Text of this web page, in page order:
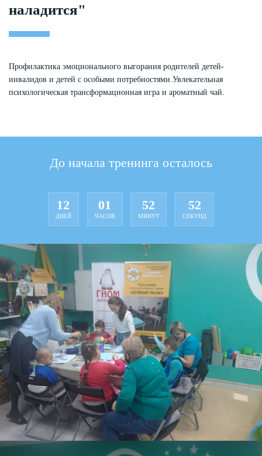
наладится"
Профилактика эмоционального выгорания родителей детей-
инвалидов и детей с особыми потребностями.Увлекательная
психологическая трансформационная игра и ароматный чай.
До начала тренинга осталось
12
ДНЕЙ
01
ЧАСОВ
52
МИНУТ
52
СЕКУНД